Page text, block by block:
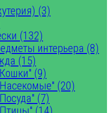
(3)
(132)
интерьера (8)
(15)
(9)
(20)
(7)